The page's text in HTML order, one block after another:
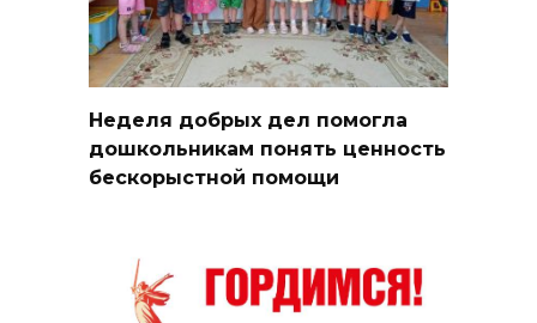
Неделя добрых дел помогла
дошкольникам понять ценность
бескорыстной помощи